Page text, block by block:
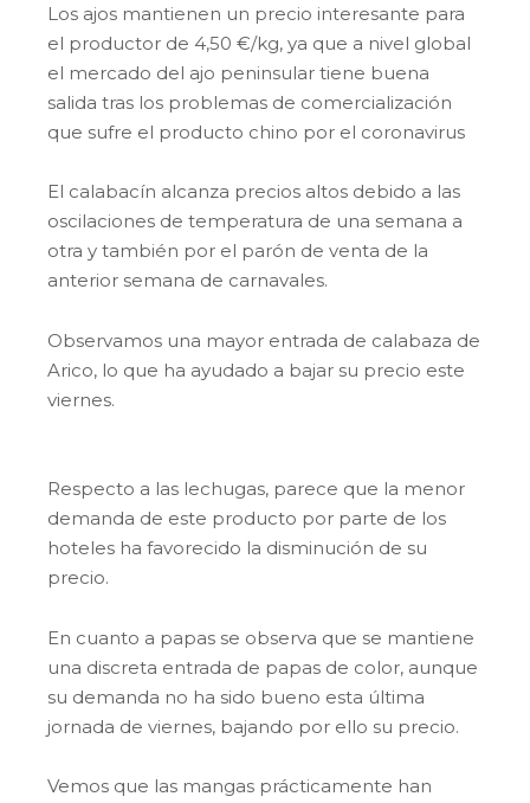
Los ajos mantienen un precio interesante para
el productor de 4,50 €/kg, ya que a nivel global
el mercado del ajo peninsular tiene buena
salida tras los problemas de comercialización
que sufre el producto chino por el coronavirus
El calabacín alcanza precios altos debido a las
oscilaciones de temperatura de una semana a
otra y también por el parón de venta de la
anterior semana de carnavales.
Observamos una mayor entrada de calabaza de
Arico, lo que ha ayudado a bajar su precio este
viernes.
Respecto a las lechugas, parece que la menor
demanda de este producto por parte de los
hoteles ha favorecido la disminución de su
precio.
En cuanto a papas se observa que se mantiene
una discreta entrada de papas de color, aunque
su demanda no ha sido bueno esta última
jornada de viernes, bajando por ello su precio.
Vemos que las mangas prácticamente han